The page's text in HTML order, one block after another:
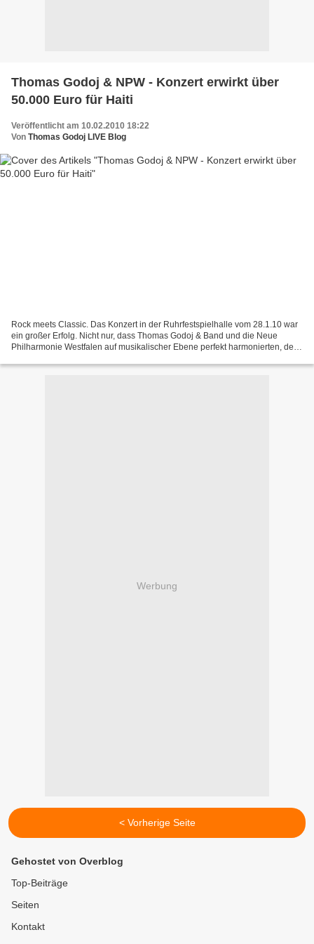
Thomas Godoj & NPW - Konzert erwirkt über
50.000 Euro für Haiti
Veröffentlicht am 10.02.2010 18:22
Von Thomas Godoj LIVE Blog
Rock meets Classic. Das Konzert in der Ruhrfestspielhalle vom 28.1.10 war
ein großer Erfolg. Nicht nur, dass Thomas Godoj & Band und die Neue
Philharmonie Westfalen auf musikalischer Ebene perfekt harmonierten, der
Werbung
< Vorherige Seite
Gehostet von Overblog
Top-Beiträge
Seiten
Kontakt